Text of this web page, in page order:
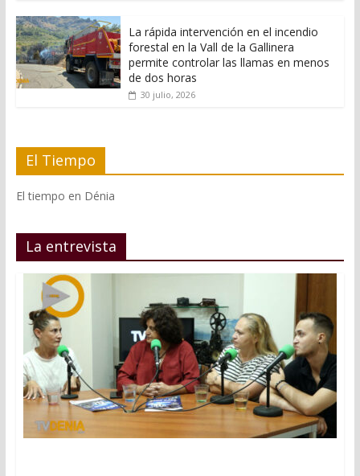
La rápida intervención en el incendio
forestal en la Vall de la Gallinera
permite controlar las llamas en menos
de dos horas
30 julio, 2026
El Tiempo
El tiempo en Dénia
La entrevista